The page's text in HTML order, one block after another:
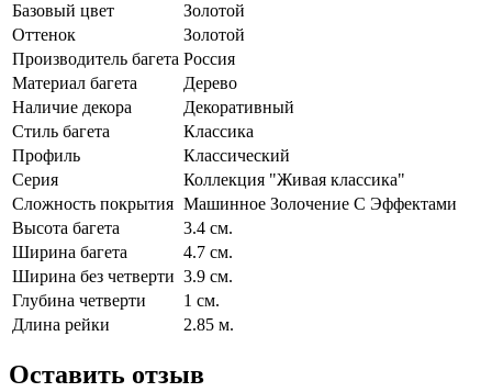
Базовый цвет
Золотой
Оттенок
Золотой
Производитель багета Россия
Материал багета
Дерево
Наличие декора
Декоративный
Стиль багета
Классика
Профиль
Классический
Серия
Коллекция "Живая классика"
Сложность покрытия Машинное Золочение С Эффектами
Высота багета
3.4 см.
Ширина багета
4.7 см.
Ширина без четверти 3.9 см.
Глубина четверти
1 см.
Длина рейки
2.85 м.
Оставить отзыв